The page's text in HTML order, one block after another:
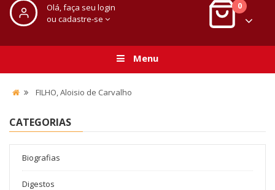
Olá, faça seu login
ou cadastre-se
0
Menu
FILHO, Aloisio de Carvalho
CATEGORIAS
Biografias
Digestos